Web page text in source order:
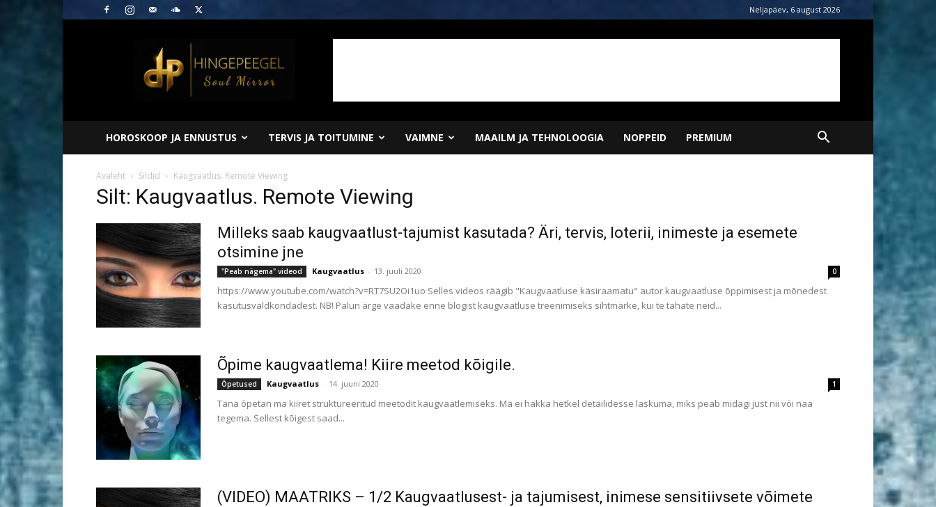
Neljapäev, 6 august 2026
Hingepeegel
HOROSKOOP JA ENNUSTUS TERVIS JA TOITUMINE VAIMNE MAAILM JA TEHNOLOOGIA NOPPEID PREMIUM
Avaleht Sildid Kaugvaatlus. Remote Viewing
Silt: Kaugvaatlus. Remote Viewing
Milleks saab kaugvaatlust-tajumist kasutada? Äri, tervis, loterii, inimeste ja esemete
otsimine jne
"Peab nägema" videod Kaugvaatlus - 13. juuli 2020 0
https://www.youtube.com/watch?v=RT7SU2Oi1uo Selles videos räägib "Kaugvaatluse käsiraamatu" autor kaugvaatluse õppimisest ja mõnedest
kasutusvaldkondadest. NB! Palun ärge vaadake enne blogist kaugvaatluse treenimiseks sihtmärke, kui te tahate neid...
Õpime kaugvaatlema! Kiire meetod kõigile.
Õpetused Kaugvaatlus - 14. juuni 2020 1
Täna õpetan ma kiiret struktureeritud meetodit kaugvaatlemiseks. Ma ei hakka hetkel detailidesse laskuma, miks peab midagi just nii või naa
tegema. Sellest kõigest saad...
(VIDEO) MAATRIKS – 1/2 Kaugvaatlusest- ja tajumisest, inimese sensitiivsete võimete